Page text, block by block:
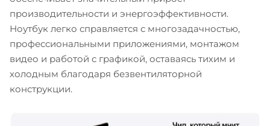
производительности и энергоэффективности.
Ноутбук легко справляется с многозадачностью,
профессиональными приложениями, монтажом
видео и работой с графикой, оставаясь тихим и
холодным благодаря безвентиляторной
конструкции.